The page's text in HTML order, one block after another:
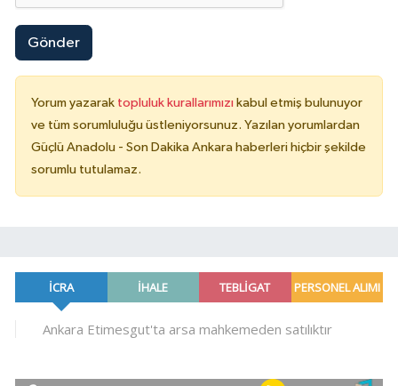
Gönder
Yorum yazarak topluluk kurallarımızı kabul etmiş bulunuyor
ve tüm sorumluluğu üstleniyorsunuz. Yazılan yorumlardan
Güçlü Anadolu - Son Dakika Ankara haberleri hiçbir şekilde
sorumlu tutulamaz.